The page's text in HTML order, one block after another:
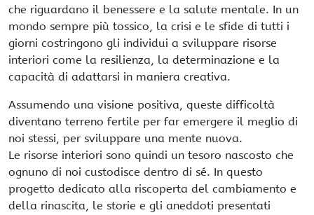
che riguardano il benessere e la salute mentale. In un
mondo sempre più tossico, la crisi e le sfide di tutti i
giorni costringono gli individui a sviluppare risorse
interiori come la resilienza, la determinazione e la
capacità di adattarsi in maniera creativa.
Assumendo una visione positiva, queste difficoltà
diventano terreno fertile per far emergere il meglio di
noi stessi, per sviluppare una mente nuova.
Le risorse interiori sono quindi un tesoro nascosto che
ognuno di noi custodisce dentro di sé. In questo
progetto dedicato alla riscoperta del cambiamento e
della rinascita, le storie e gli aneddoti presentati